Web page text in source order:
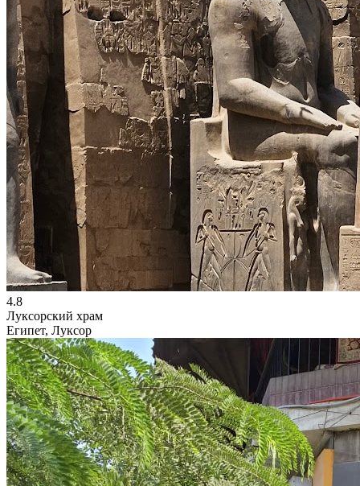
4.8
Луксорский храм
Египет, Луксор